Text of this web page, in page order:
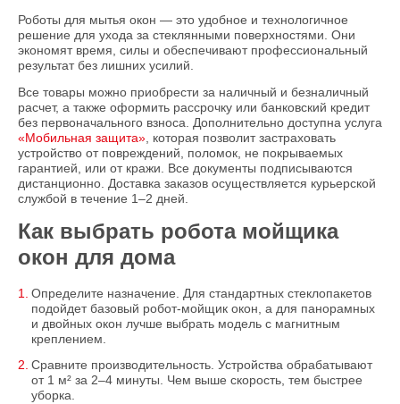
Роботы для мытья окон — это удобное и технологичное
решение для ухода за стеклянными поверхностями. Они
экономят время, силы и обеспечивают профессиональный
результат без лишних усилий.
Все товары можно приобрести за наличный и безналичный
расчет, а также оформить рассрочку или банковский кредит
без первоначального взноса. Дополнительно доступна услуга
«Мобильная защита» , которая позволит застраховать
устройство от повреждений, поломок, не покрываемых
гарантией, или от кражи. Все документы подписываются
дистанционно. Доставка заказов осуществляется курьерской
службой в течение 1–2 дней.
Как выбрать робота мойщика
окон для дома
Определите назначение. Для стандартных стеклопакетов
подойдет базовый робот-мойщик окон, а для панорамных
и двойных окон лучше выбрать модель с магнитным
креплением.
Сравните производительность. Устройства обрабатывают
от 1 м² за 2–4 минуты. Чем выше скорость, тем быстрее
уборка.